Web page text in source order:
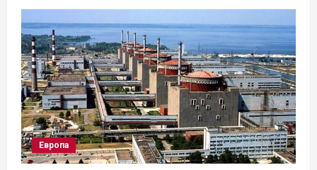
Европа